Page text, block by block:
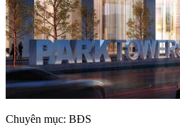
Chuyên mục: BĐS